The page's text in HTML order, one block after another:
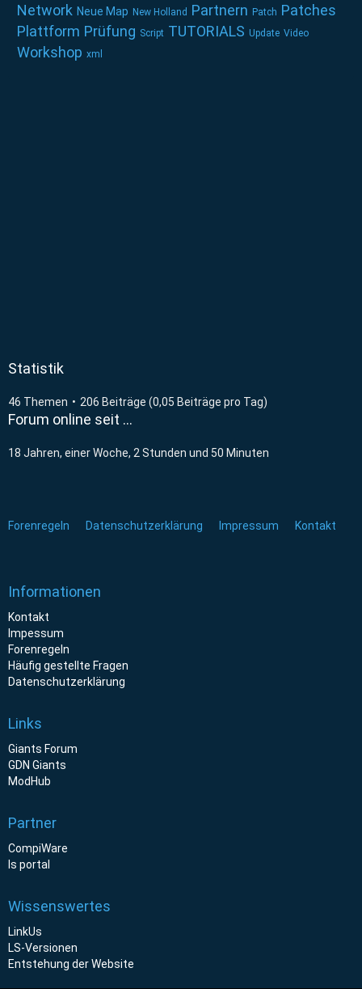
Network Neue Map New Holland Partnern Patch Patches
Plattform Prüfung Script TUTORIALS Update Video
Workshop xml
Statistik
46 Themen 206 Beiträge (0,05 Beiträge pro Tag)
Forum online seit …
18 Jahren, einer Woche, 2 Stunden und 50 Minuten
Forenregeln Datenschutzerklärung Impressum Kontakt
Informationen
Kontakt
Impessum
Forenregeln
Häufig gestellte Fragen
Datenschutzerklärung
Links
Giants Forum
GDN Giants
ModHub
Partner
CompiWare
ls portal
Wissenswertes
LinkUs
LS-Versionen
Entstehung der Website